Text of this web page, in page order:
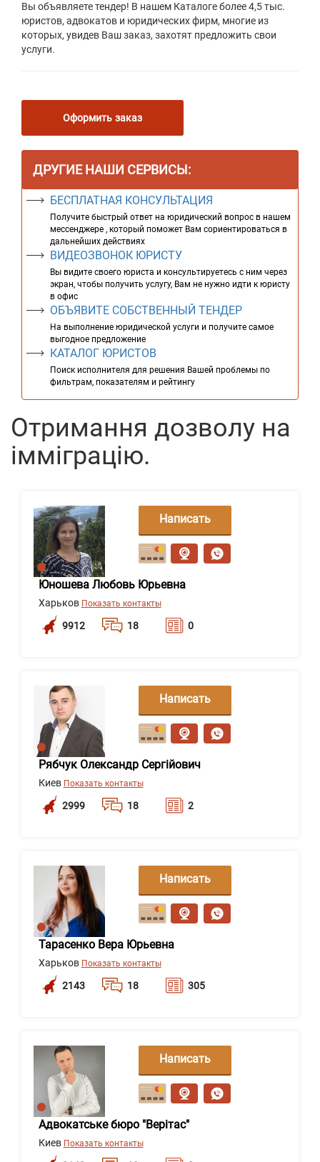
Вы объявляете тендер! В нашем Каталоге более 4,5 тыс.
юристов, адвокатов и юридических фирм, многие из
которых, увидев Ваш заказ, захотят предложить свои
услуги.
Оформить заказ
ДРУГИЕ НАШИ СЕРВИСЫ:
БЕСПЛАТНАЯ КОНСУЛЬТАЦИЯ
Получите быстрый ответ на юридический вопрос в нашем
мессенджере , который поможет Вам сориентироваться в
дальнейших действиях
ВИДЕОЗВОНОК ЮРИСТУ
Вы видите своего юриста и консультируетесь с ним через
экран, чтобы получить услугу, Вам не нужно идти к юристу
в офис
ОБЪЯВИТЕ СОБСТВЕННЫЙ ТЕНДЕР
На выполнение юридической услуги и получите самое
выгодное предложение
КАТАЛОГ ЮРИСТОВ
Поиск исполнителя для решения Вашей проблемы по
фильтрам, показателям и рейтингу
Отримання дозволу на
імміграцію.
Юношева Любовь Юрьевна
Харьков Показать контакты
9912 18 0
Написать
сообщение
Рябчук Олександр Сергійович
Киев Показать контакты
2999 18 2
Написать
сообщение
Тарасенко Вера Юрьевна
Харьков Показать контакты
2143 18 305
Написать
сообщение
Адвокатське бюро "Верітас"
Киев Показать контакты
Написать
сообщение